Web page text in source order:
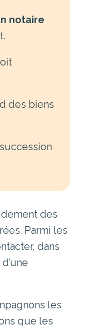
notaire
des biens
des
Parmi les
dans
les
que les